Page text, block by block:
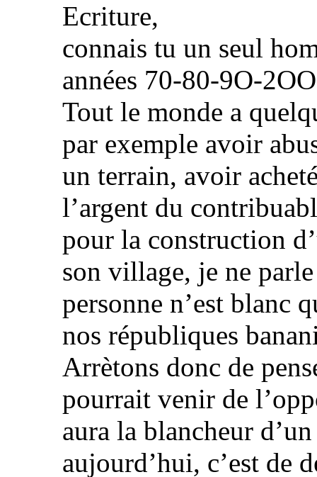
Ecriture,
connais tu un seul
années 70-80-9O-
Tout le monde a
par exemple avoir
un terrain, avoir
l’argent du
pour la construction
son village, je ne
personne n’est blanc
nos républiques
Arrètons donc de
pourrait venir de
aura la blancheur
aujourd’hui, c’est de